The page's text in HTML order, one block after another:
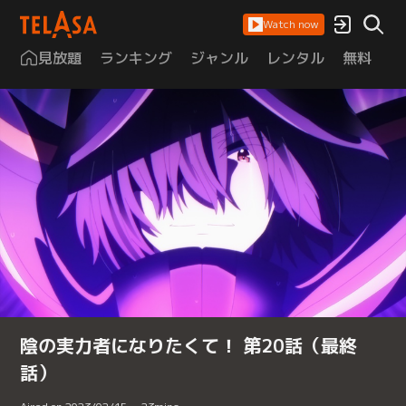
Watch now
見放題 ランキング ジャンル レンタル 無料
陰の実力者になりたくて！ 第20話（最終
話）